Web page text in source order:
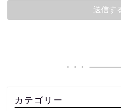
カテゴリー